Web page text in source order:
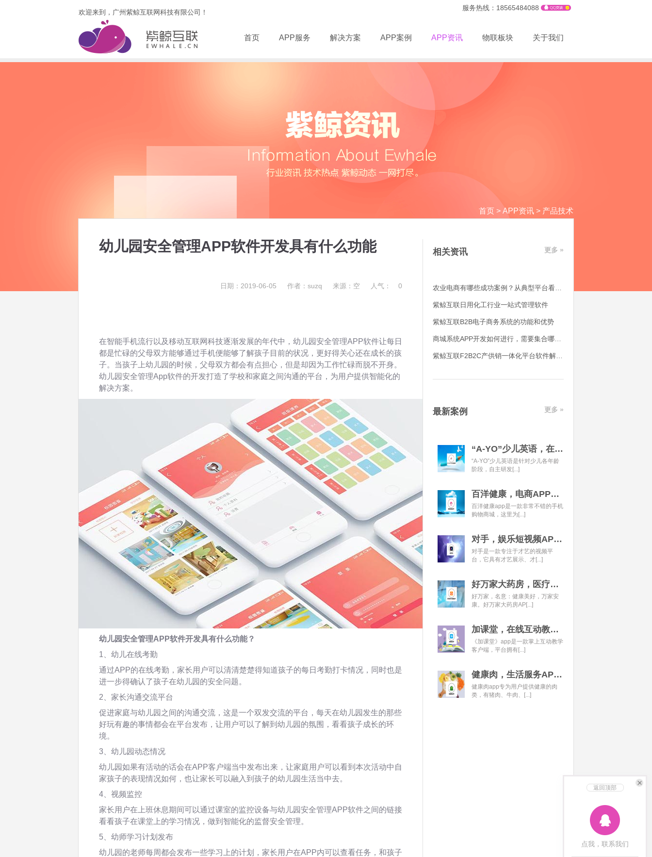
欢迎来到，广州紫鲸互联网科技有限公司！
服务热线：18565484088
首页 APP服务 解决方案 APP案例 APP资讯 物联板块 关于我们
返回顶部
点我，联系我们
首页 > APP资讯 > 产品技术
幼儿园安全管理APP软件开发具有什么功能
日期：2019-06-05 作者：suzq 来源：空 人气： 0
在智能手机流行以及移动互联网科技逐渐发展的年代中，幼儿园安全管理APP软件让每日
都是忙碌的父母双方能够通过手机便能够了解孩子目前的状况，更好得关心还在成长的孩
子。当孩子上幼儿园的时候，父母双方都会有点担心，但是却因为工作忙碌而脱不开身。
幼儿园安全管理App软件的开发打造了学校和家庭之间沟通的平台，为用户提供智能化的
解决方案。
幼儿园安全管理APP软件开发具有什么功能？
1、幼儿在线考勤
通过APP的在线考勤，家长用户可以清清楚楚得知道孩子的每日考勤打卡情况，同时也是
进一步得确认了孩子在幼儿园的安全问题。
2、家长沟通交流平台
促进家庭与幼儿园之间的沟通交流，这是一个双发交流的平台，每天在幼儿园发生的那些
好玩有趣的事情都会在平台发布，让用户可以了解到幼儿园的氛围，看看孩子成长的环
境。
3、幼儿园动态情况
幼儿园如果有活动的话会在APP客户端当中发布出来，让家庭用户可以看到本次活动中自
家孩子的表现情况如何，也让家长可以融入到孩子的幼儿园生活当中去。
4、视频监控
家长用户在上班休息期间可以通过课室的监控设备与幼儿园安全管理APP软件之间的链接
看看孩子在课堂上的学习情况，做到智能化的监督安全管理。
5、幼师学习计划发布
幼儿园的老师每周都会发布一些学习上的计划，家长用户在APP内可以查看任务，和孩子
相关资讯 更多 »
紫鲸互联日用化工行业一站式管理软件
紫鲸互联B2B电子商务系统的功能和优势
最新案例 更多 »
“A-YO”少儿英语，在线语言学习平台开发经典案例
“A-YO”少儿英语是针对少儿各年龄
阶段，自主研发[...]
百洋健康，电商APP开发经典案例
百洋健康app是一款非常不错的手机
购物商城，这里为[...]
对手，娱乐短视频APP开发经典案例
对手是一款专注于才艺的视频平
台，它具有才艺展示、才[...]
好万家大药房，医疗健康APP开发经典案例
好万家，名意：健康美好，万家安
康。好万家大药房AP[...]
加课堂，在线互动教育APP经典案例
《加课堂》app是一款掌上互动教学
客户端，平台拥有[...]
健康肉，生活服务APP开发经典案例
健康肉app专为用户提供健康的肉
类，有猪肉、牛肉、[...]